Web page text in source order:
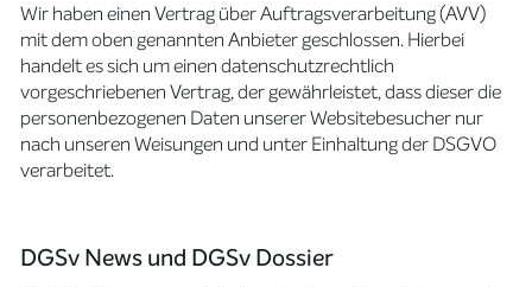
Wir haben einen Vertrag über Auftragsverarbeitung (AVV)
mit dem oben genannten Anbieter geschlossen. Hierbei
handelt es sich um einen datenschutzrechtlich
vorgeschriebenen Vertrag, der gewährleistet, dass dieser die
personenbezogenen Daten unserer Websitebesucher nur
nach unseren Weisungen und unter Einhaltung der DSGVO
verarbeitet.
DGSv News und DGSv Dossier